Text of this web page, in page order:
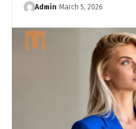
Admin March 5, 2026